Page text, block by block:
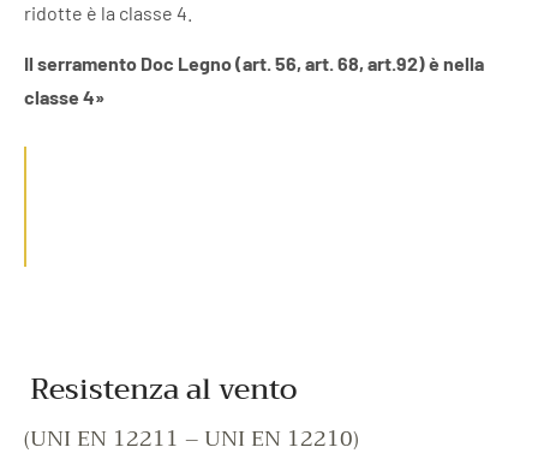
ridotte è la classe 4.
Il serramento Doc Legno (art. 56, art. 68, art.92) è nella
classe 4»
Resistenza al vento
(UNI EN 12211 – UNI EN 12210)